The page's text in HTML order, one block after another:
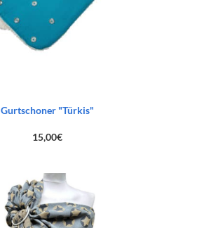
Gurtschoner "Türkis"
15,00€